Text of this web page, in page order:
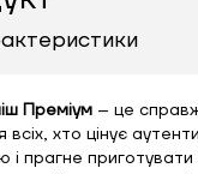
Преміум – це
хто цінує
і прагне